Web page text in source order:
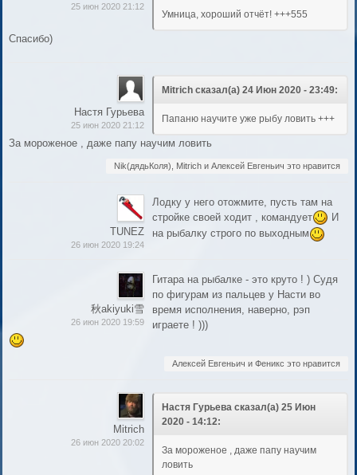
25 июн 2020 21:12
Умница, хороший отчёт! +++555
Спасибо)
Настя Гурьева
25 июн 2020 21:12
Mitrich сказал(а) 24 Июн 2020 - 23:49:
Папаню научите уже рыбу ловить +++
За мороженое , даже папу научим ловить
Nik(дядьКоля), Mitrich и Алексей Евгеньич это нравится
TUNEZ
26 июн 2020 19:24
Лодку у него отожмите, пусть там на
стройке своей ходит , командует
И
на рыбалку строго по выходным
秋akiyuki雪
26 июн 2020 19:59
Гитара на рыбалке - это круто ! ) Судя
по фигурам из пальцев у Насти во
время исполнения, наверно, рэп
играете ! )))
Алексей Евгеньич и Феникс это нравится
Mitrich
26 июн 2020 20:02
Настя Гурьева сказал(а) 25 Июн
2020 - 14:12:
За мороженое , даже папу научим
ловить